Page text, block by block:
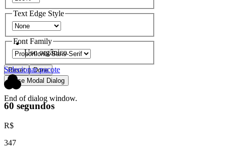
Text Edge Style
Font Family
Reset
Done
Close Modal Dialog
End of dialog window.
Uso orgânico
Selecionar pacote
60 segundos
R$
347